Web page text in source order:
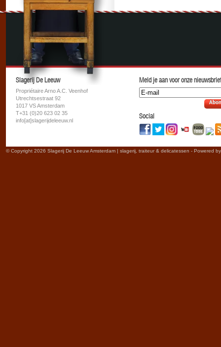
Slagerij De Leeuw
Propriétaire Arno A.C. Veenhof
Utrechtsestraat 92
1017 VS Amsterdam
T+31 (0)20 623 02 35
info[at]slagerijdeleeuw.nl
Meld je aan voor onze
Social
© Copyright 2026 Slagerij De Leeuw Amsterdam | slagerij, traiteur & delicatessen - Powered